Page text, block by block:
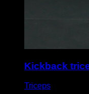
Kickback
Triceps